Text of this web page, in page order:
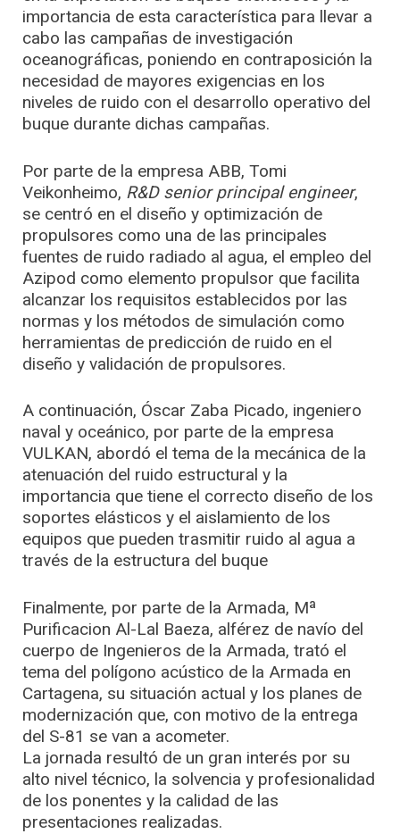
importancia de esta característica para llevar a
cabo las campañas de investigación
oceanográficas, poniendo en contraposición la
necesidad de mayores exigencias en los
niveles de ruido con el desarrollo operativo del
buque durante dichas campañas.
Por parte de la empresa ABB, Tomi
Veikonheimo, R&D senior principal engineer,
se centró en el diseño y optimización de
propulsores como una de las principales
fuentes de ruido radiado al agua, el empleo del
Azipod como elemento propulsor que facilita
alcanzar los requisitos establecidos por las
normas y los métodos de simulación como
herramientas de predicción de ruido en el
diseño y validación de propulsores.
A continuación, Óscar Zaba Picado, ingeniero
naval y oceánico, por parte de la empresa
VULKAN, abordó el tema de la mecánica de la
atenuación del ruido estructural y la
importancia que tiene el correcto diseño de los
soportes elásticos y el aislamiento de los
equipos que pueden trasmitir ruido al agua a
través de la estructura del buque
Finalmente, por parte de la Armada, Mª
Purificacion Al-Lal Baeza, alférez de navío del
cuerpo de Ingenieros de la Armada, trató el
tema del polígono acústico de la Armada en
Cartagena, su situación actual y los planes de
modernización que, con motivo de la entrega
del S-81 se van a acometer.
La jornada resultó de un gran interés por su
alto nivel técnico, la solvencia y profesionalidad
de los ponentes y la calidad de las
presentaciones realizadas.